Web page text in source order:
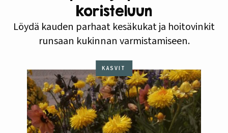
koristeluun
Löydä kauden parhaat kesäkukat ja hoitovinkit
runsaan kukinnan varmistamiseen.
KASVIT